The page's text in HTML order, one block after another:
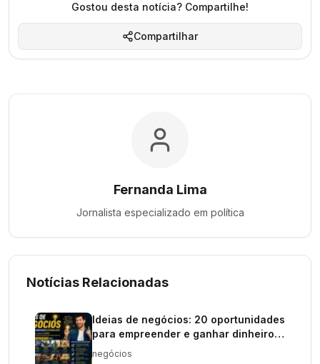
Gostou desta notícia? Compartilhe!
Compartilhar
Fernanda Lima
Jornalista especializado em política
Notícias Relacionadas
Ideias de negócios: 20 oportunidades
para empreender e ganhar dinheiro
em 2026
negócios